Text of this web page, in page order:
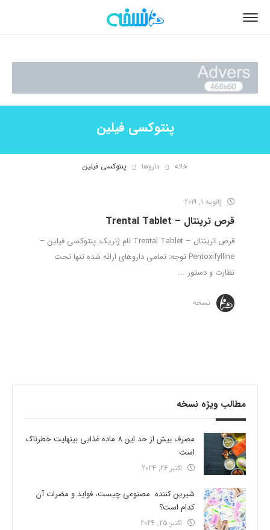
پنتوکسی فیلین
خانه داروها پنتوکسی فیلین
ژانویه 1, 2019
قرص ترینتال – Trental Tablet
قرص ترینتال – Trental Tablet نام ژنریک: پنتوکسی فیلین –
Pentoxifylline توجه: تمامی داروهای ارائه شده تنها تحت
نظارت و دستور ...
نسخه
مطالب ویژه نسخه
مصرف بیش از حد این 8 ماده غذایی بینهایت خطرناک
است
اکتبر 26, 2024
شیرین کننده مصنوعی چیست، فواید و مضرات آن
کدام است؟
اکتبر 25, 2024